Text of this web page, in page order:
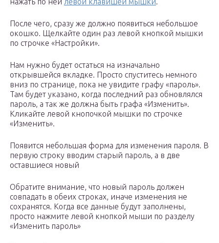
После чего, сразу же должно появиться небольшое
окошко. Щелкайте один раз левой кнопкой мышки
по строчке «Настройки».
Нам нужно будет остаться на изначально
открывшейся вкладке. Просто спуститесь немного
вниз по странице, пока не увидите графу «пароль».
Там будет указано, когда последний раз обновлялся
пароль, а так же должна быть графа «Изменить».
Кликайте левой кнопочкой мышки по строчке
«Изменить».
Появится небольшая форма для изменения пароля. В
первую строку вводим старый пароль, а в две
оставшиеся новый
Обратите внимание, что новый пароль должен
совпадать в обеих строках, иначе изменения не
сохранятся. Когда все данные будут заполнены,
просто нажмите левой кнопкой мыши по разделу
«Изменить пароль»